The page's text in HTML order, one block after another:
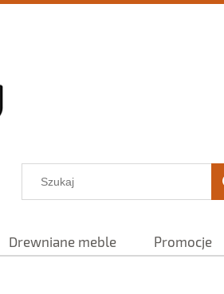
Drewniane meble Promocje